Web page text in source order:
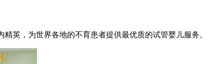
英，为世界各地的不育患者提供最优质的试管婴儿服务。